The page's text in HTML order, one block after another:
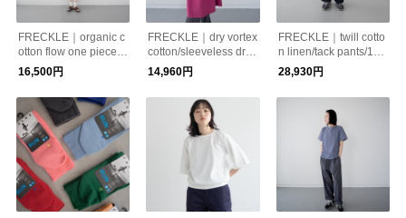
FRECKLE｜organic c
otton flow one piece/4
色展開
16,500円
FRECKLE｜dry vortex
cotton/sleeveless dres
s/2色展開
14,960円
FRECKLE｜twill cotto
n linen/tack pants/1色,
２サイズ展開
28,930円